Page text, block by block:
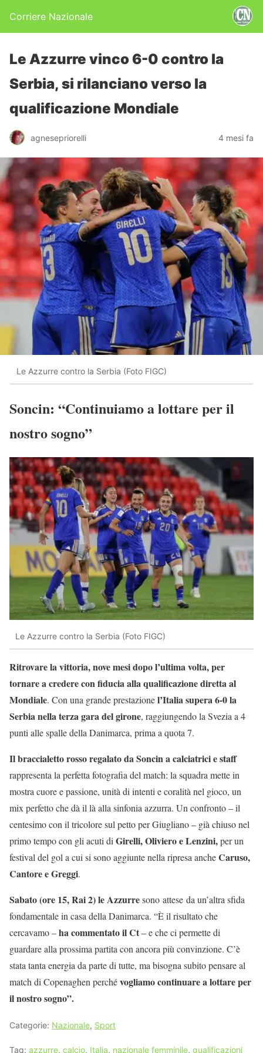
Corriere Nazionale
Le Azzurre vinco 6-0 contro la
Serbia, si rilanciano verso la
qualificazione Mondiale
agnesepriorelli 4 mesi fa
Le Azzurre contro la Serbia (Foto FIGC)
Soncin: “Continuiamo a lottare per il
nostro sogno”
Le Azzurre contro la Serbia (Foto FIGC)
Ritrovare la vittoria, nove mesi dopo l’ultima volta, per
tornare a credere con fiducia alla qualificazione diretta al
Mondiale. Con una grande prestazionel’Italia supera 6-0 la
Serbia nella terza gara del girone, raggiungendo la Svezia a 4
punti alle spalle della Danimarca, prima a quota 7.
Il braccialetto rosso regalato da Soncin a calciatrici e staff
rappresenta la perfetta fotografia del match: la squadra mette in
mostra cuore e passione, unità di intenti e coralità nel gioco, un
mix perfetto che dà il là alla sinfonia azzurra. Un confronto – il
centesimo con il tricolore sul petto per Giugliano – già chiuso nel
primo tempo con gli acuti di Girelli, Oliviero e Lenzini,per un
festival del gol a cui si sono aggiunte nella ripresa ancheCaruso,
Cantore e Greggi.
Sabato (ore 15, Rai 2) le Azzurresono attese da un’altra sfida
fondamentale in casa della Danimarca. “È il risultato che
cercavamo –ha commentato il Ct– e che ci permette di
guardare alla prossima partita con ancora più convinzione. C’è
stata tanta energia da parte di tutte, ma bisogna subito pensare al
match di Copenaghen perchévogliamo continuare a lottare per
il nostro sogno”.
Categorie: Nazionale, Sport
Tag: azzurre, calcio, Italia, nazionale femminile, qualificazioni